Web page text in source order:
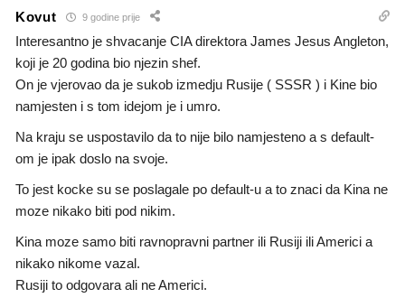
Kovut 9 godine prije
Interesantno je shvacanje CIA direktora James Jesus Angleton,
koji je 20 godina bio njezin shef.
On je vjerovao da je sukob izmedju Rusije ( SSSR ) i Kine bio
namjesten i s tom idejom je i umro.
Na kraju se uspostavilo da to nije bilo namjesteno a s default-
om je ipak doslo na svoje.
To jest kocke su se poslagale po default-u a to znaci da Kina ne
moze nikako biti pod nikim.
Kina moze samo biti ravnopravni partner ili Rusiji ili Americi a
nikako nikome vazal.
Rusiji to odgovara ali ne Americi.